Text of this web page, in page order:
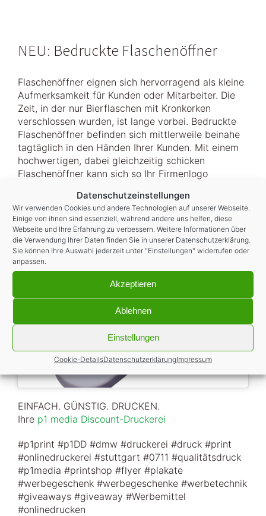
Datenschutzeinstellungen
Wir verwenden Cookies und andere Technologien auf unserer Webseite.
Einige von ihnen sind essenziell, während andere uns helfen, diese
Webseite und Ihre Erfahrung zu verbessern. Weitere Informationen über
die Verwendung Ihrer Daten finden Sie in unserer Datenschutzerklärung
Sie können Ihre Auswahl jederzeit unter "Einstellungen" widerrufen oder
anpassen.
Akzeptieren
Ablehnen
Einstellungen
Cookie-DetailsDatenschutzerklärungImpressum
NEU: Bedruckte Flaschenöffner
Flaschenöffner eignen sich hervorragend als kleine
Aufmerksamkeit für Kunden oder Mitarbeiter. Die
Zeit, in der nur Bierflaschen mit Kronkorken
verschlossen wurden, ist lange vorbei. Bedruckte
Flaschenöffner befinden sich mittlerweile beinahe
tagtäglich in den Händen Ihrer Kunden. Mit einem
hochwertigen, dabei gleichzeitig schicken
Flaschenöffner kann sich so Ihr Firmenlogo
Die Aufbringung Ihres Logos (oder Claims) erfolgt
mithilfe der Digital LED Drucker Technologie in
fotorealistischer und dauerhafter Qualität, und das
ab 1 Stück! Infos & Preise:www.p1print.de
Klicke hier, um Marketing-Cookies zu
EINFACH. GÜNSTIG. DRUCKEN.
Ihre p1 media Discount-Druckerei
#p1print #p1DD #dmw #druckerei #druck #print
#onlinedruckerei #stuttgart #0711 #qualitätsdruck
#p1media #printshop #flyer #plakate
#werbegeschenk #werbegeschenke #werbetechnik
#giveaways #giveaway #Werbemittel
#onlinedrucken